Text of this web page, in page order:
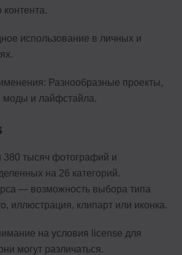
контента.
использование в личных и
Разнообразные проекты,
моды и лайфстайла.
380 тысяч фотографий и
на 26 категорий.
— возможность выбора типа
иллюстрация, клипарт или иконка.
на условия license для
могут различаться.